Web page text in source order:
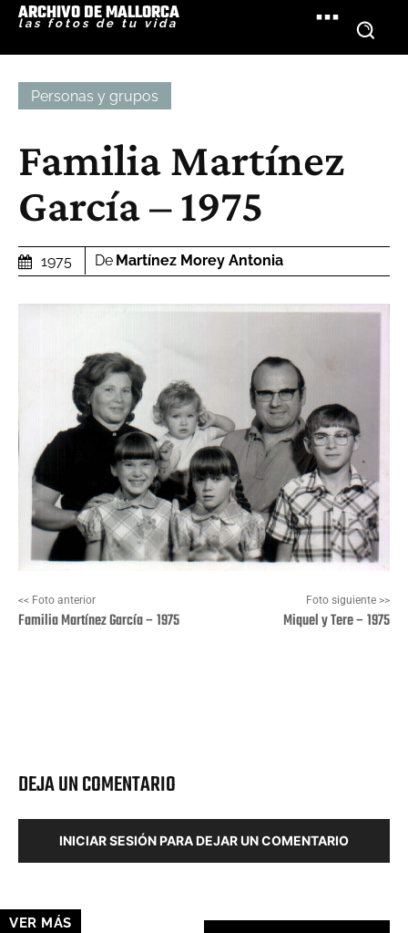
ARCHIVO DE MALLORCA
las fotos de tu vida
Personas y grupos
Familia Martínez
García – 1975
1975 De Martínez Morey Antonia
<< Foto anterior
Familia Martínez García – 1975
Foto siguiente >>
Miquel y Tere – 1975
DEJA UN COMENTARIO
INICIAR SESIÓN PARA DEJAR UN COMENTARIO
VER MÁS